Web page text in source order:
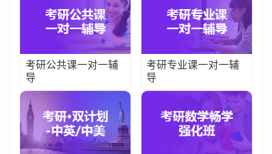
考研公共课一对一辅
导
考研专业课一对一辅
导